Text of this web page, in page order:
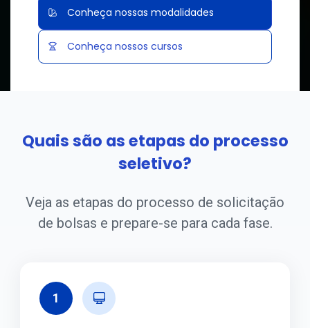
Conheça nossas modalidades
Conheça nossos cursos
Quais são as etapas do processo
seletivo?
Veja as etapas do processo de solicitação
de bolsas e prepare-se para cada fase.
1